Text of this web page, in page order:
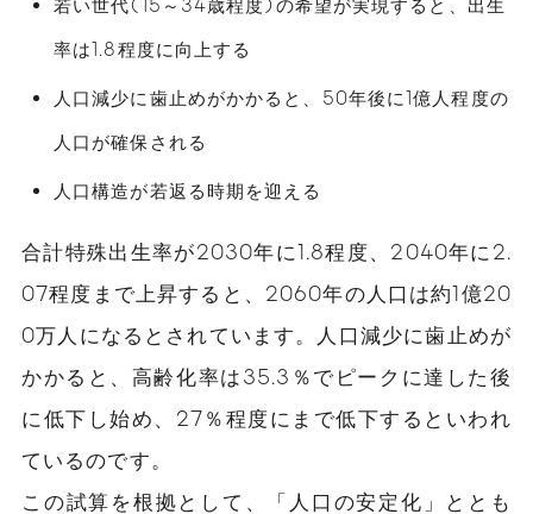
若い世代(15～34歳程度)の希望が実現すると、出生
率は1.8程度に向上する
人口減少に歯止めがかかると、50年後に1億人程度の
人口が確保される
人口構造が若返る時期を迎える
合計特殊出生率が2030年に1.8程度、2040年に2.
07程度まで上昇すると、2060年の人口は約1億20
0万人になるとされています。人口減少に歯止めが
かかると、高齢化率は35.3％でピークに達した後
に低下し始め、27％程度にまで低下するといわれ
ているのです。
この試算を根拠として、「人口の安定化」ととも